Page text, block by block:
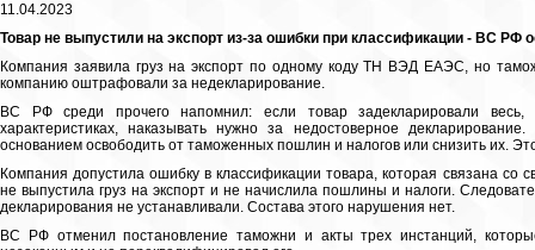
11.04.2023
Товар не выпустили на экспорт из-за ошибки при классификации - ВС РФ
Компания заявила груз на экспорт по одному коду ТН ВЭД ЕАЭС, но
компанию оштрафовали за недекларирование.
ВС РФ среди прочего напомнил: если товар задекларировали
характеристиках, наказывать нужно за недостоверное
основанием освободить от таможенных пошлин и налогов или снизить их.
Компания допустила ошибку в классификации товара, которая связана со
не выпустила груз на экспорт и не начислила пошлины и налоги.
декларирования не устанавливали. Состава этого нарушения нет.
ВС РФ отменил постановление таможни и акты трех инстанций,